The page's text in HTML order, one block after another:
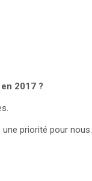
2017 ?
priorité pour nous.